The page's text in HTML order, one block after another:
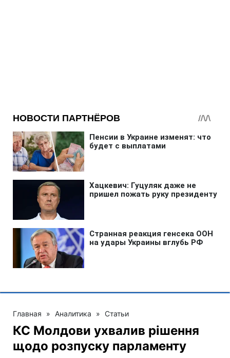
Главная » Аналитика » Статьи
КС Молдови ухвалив рішення
щодо розпуску парламенту